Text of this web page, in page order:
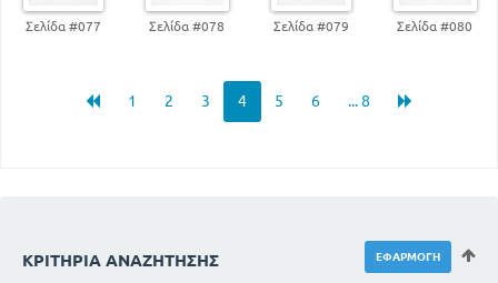
Σελίδα #077 Σελίδα #078 Σελίδα #079 Σελίδα #080
1 2 3 4 5 6 ... 8
ΚΡΙΤΉΡΙΑ ΑΝΑΖΉΤΗΣΗΣ